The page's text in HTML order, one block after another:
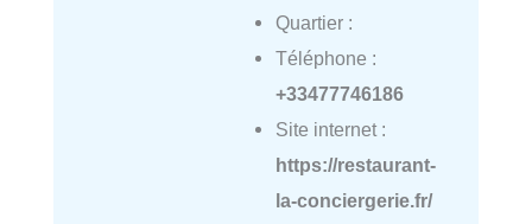
Quartier :
Téléphone :
+33477746186
Site internet :
https://restaurant-
la-conciergerie.fr/